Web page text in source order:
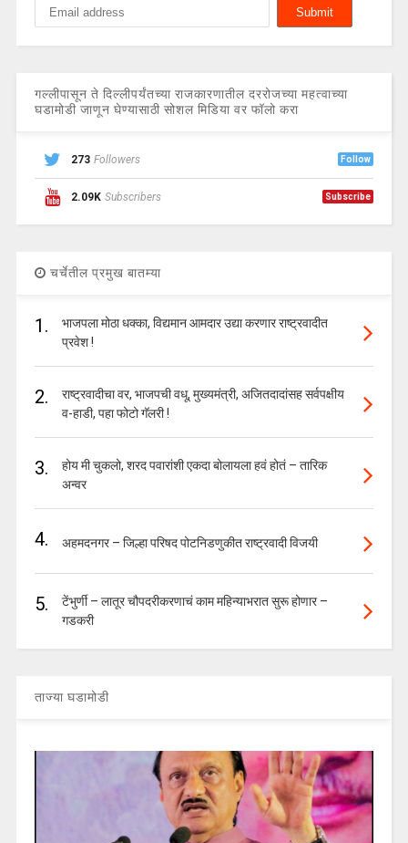
गल्लीपासून ते दिल्लीपर्यंतच्या राजकारणातील दररोजच्या महत्वाच्या
घडामोडी जाणून घेण्यासाठी सोशल मिडिया वर फॉलो करा
273 Followers Follow
2.09K Subscribers Subscribe
चर्चेतील प्रमुख बातम्या
1.
भाजपला मोठा धक्का, विद्यमान आमदार उद्या करणार राष्ट्रवादीत
प्रवेश !
2.
राष्ट्रवादीचा वर, भाजपची वधू, मुख्यमंत्री, अजितदादांसह सर्वपक्षीय
व-हाडी, पहा फोटो गॅलरी !
3.
होय मी चुकलो, शरद पवारांशी एकदा बोलायला हवं होतं – तारिक
अन्वर
4. अहमदनगर – जिल्हा परिषद पोटनिडणुकीत राष्ट्रवादी विजयी
5.
टेंभुर्णी – लातूर चौपदरीकरणाचं काम महिन्याभरात सुरू होणार –
गडकरी
ताज्या घडामोडी